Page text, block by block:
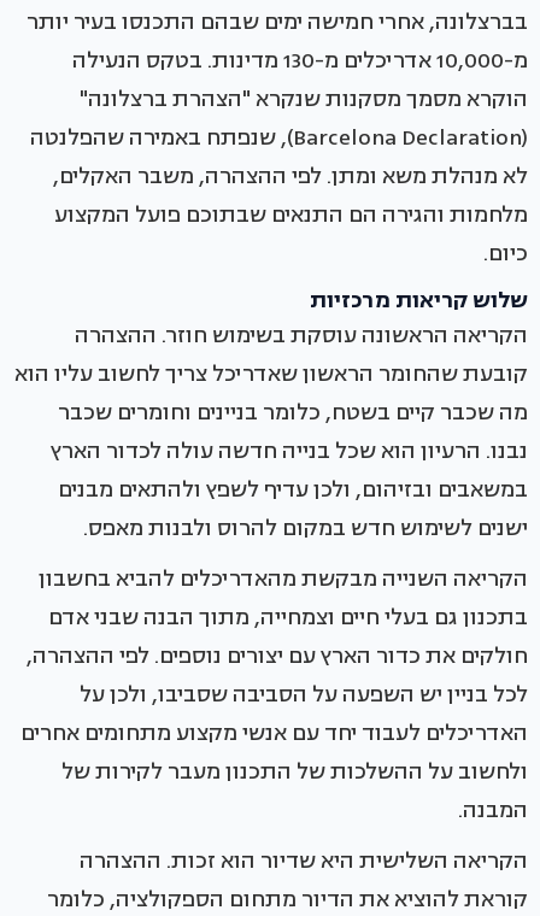
בברצלונה, אחרי חמישה ימים שבהם התכנסו בעיר יותר
מ-10,000 אדריכלים מ-130 מדינות. בטקס הנעילה
הוקרא מסמך מסקנות שנקרא "הצהרת ברצלונה"
(Barcelona Declaration), שנפתח באמירה שהפלנטה
לא מנהלת משא ומתן. לפי ההצהרה, משבר האקלים,
מלחמות והגירה הם התנאים שבתוכם פועל המקצוע
כיום.
שלוש קריאות מרכזיות
הקריאה הראשונה עוסקת בשימוש חוזר. ההצהרה
קובעת שהחומר הראשון שאדריכל צריך לחשוב עליו הוא
מה שכבר קיים בשטח, כלומר בניינים וחומרים שכבר
נבנו. הרעיון הוא שכל בנייה חדשה עולה לכדור הארץ
במשאבים ובזיהום, ולכן עדיף לשפץ ולהתאים מבנים
ישנים לשימוש חדש במקום להרוס ולבנות מאפס.
הקריאה השנייה מבקשת מהאדריכלים להביא בחשבון
בתכנון גם בעלי חיים וצמחייה, מתוך הבנה שבני אדם
חולקים את כדור הארץ עם יצורים נוספים. לפי ההצהרה,
לכל בניין יש השפעה על הסביבה שסביבו, ולכן על
האדריכלים לעבוד יחד עם אנשי מקצוע מתחומים אחרים
ולחשוב על ההשלכות של התכנון מעבר לקירות של
המבנה.
הקריאה השלישית היא שדיור הוא זכות. ההצהרה
קוראת להוציא את הדיור מתחום הספקולציה, כלומר